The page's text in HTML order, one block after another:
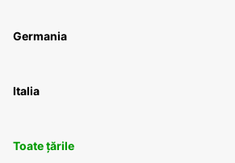
Germania
Italia
Toate țările